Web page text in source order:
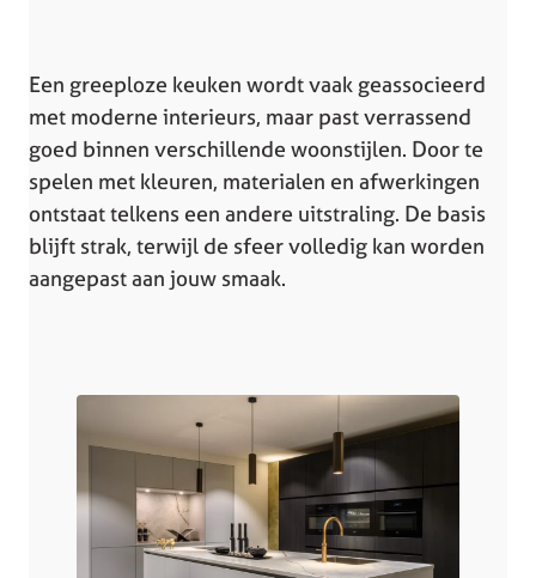
Een greeploze keuken wordt vaak geassocieerd
met moderne interieurs, maar past verrassend
goed binnen verschillende woonstijlen. Door te
spelen met kleuren, materialen en afwerkingen
ontstaat telkens een andere uitstraling. De basis
blijft strak, terwijl de sfeer volledig kan worden
aangepast aan jouw smaak.